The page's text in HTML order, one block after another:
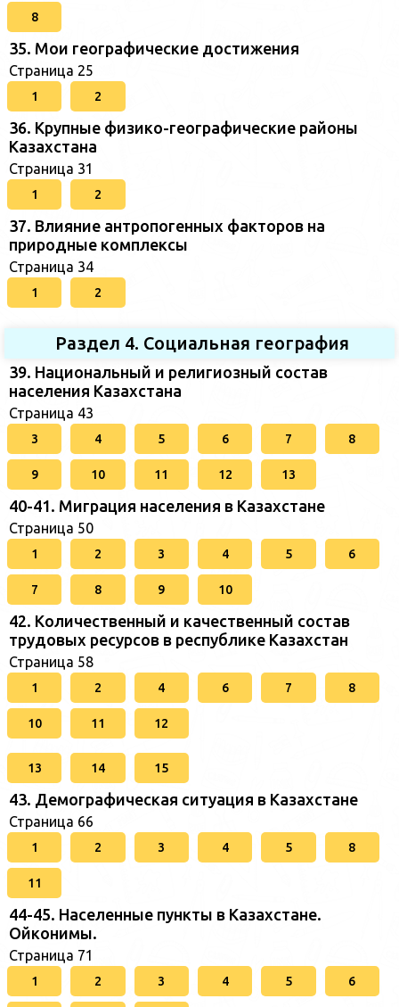
8
35. Мои географические достижения
Страница 25
1 2
36. Крупные физико-географические районы
Казахстана
Страница 31
1 2
37. Влияние антропогенных факторов на
природные комплексы
Страница 34
1 2
Раздел 4. Социальная география
39. Национальный и религиозный состав
населения Казахстана
Страница 43
3 4 5 6 7 8
9 10 11 12 13
40-41. Миграция населения в Казахстане
Страница 50
1 2 3 4 5 6
7 8 9 10
42. Количественный и качественный состав
трудовых ресурсов в республике Казахстан
Страница 58
1 2 4 6 7 8
10 11 12
13 14 15
43. Демографическая ситуация в Казахстане
Страница 66
1 2 3 4 5 8
11
44-45. Населенные пункты в Казахстане.
Ойконимы.
Страница 71
1 2 3 4 5 6